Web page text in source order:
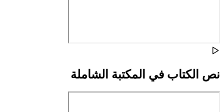
نص الكتاب في المكتبة الشاملة